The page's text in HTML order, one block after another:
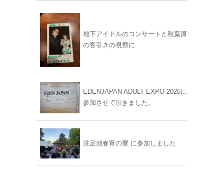
地下アイドルのコンサートと秋葉原
の客引きの視察に
EDENJAPAN ADULT EXPO 2026に
参加させて頂きました。
洗足池春宵の響 に参加しました